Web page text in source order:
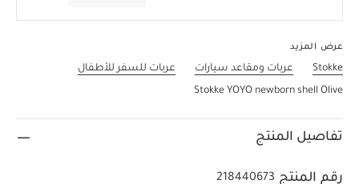
عرض المزيد
Stokke عربات ومقاعد سيارات
عربات للسفر للأطفال
Stokke YOYO newborn shell Olive
تفاصيل المنتج
رقم المنتج 218440673